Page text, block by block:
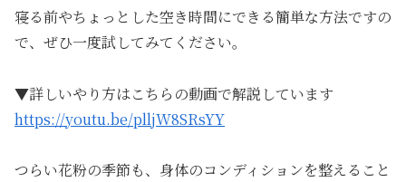
寝る前やちょっとした空き時間にできる簡単な方法ですの
で、ぜひ一度試してみてください。
▼詳しいやり方はこちらの動画で解説しています
https://youtu.be/plljW8SRsYY
つらい花粉の季節も、身体のコンディションを整えること